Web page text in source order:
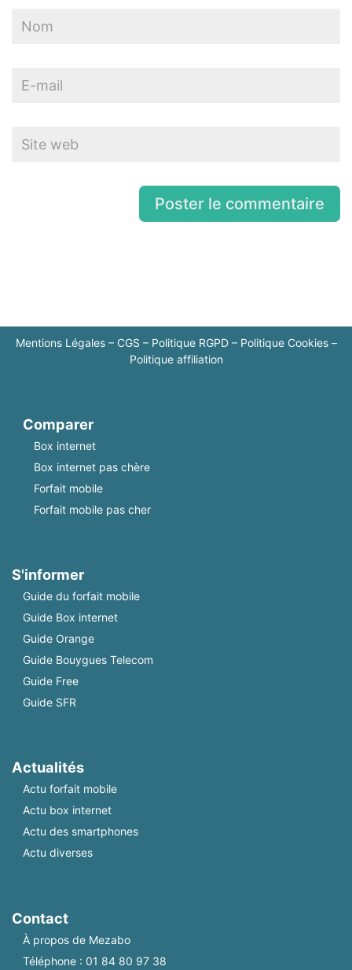
Mentions Légales– CGS – Politique RGPD– Politique Cookies–
Politique affiliation
Comparer
Box internet
Box internet pas chère
Forfait mobile
Forfait mobile pas cher
S'informer
Guide du forfait mobile
Guide Box internet
Guide Orange
Guide Bouygues Telecom
Guide Free
Guide SFR
Actualités
Actu forfait mobile
Actu box internet
Actu des smartphones
Actu diverses
Contact
À propos de Mezabo
Téléphone : 01 84 80 97 38